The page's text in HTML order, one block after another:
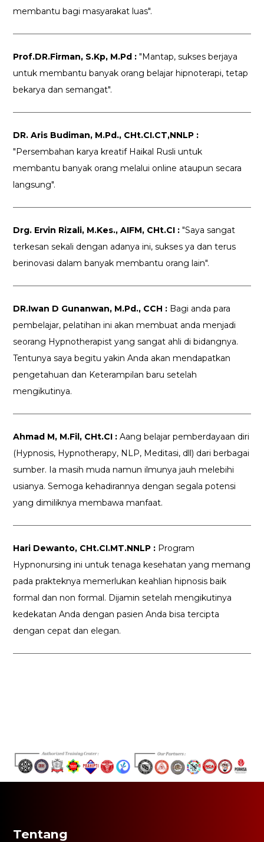
membantu bagi masyarakat luas".
Prof.DR.Firman, S.Kp, M.Pd : "Mantap, sukses berjaya
untuk membantu banyak orang belajar hipnoterapi, tetap
bekarya dan semangat".
DR. Aris Budiman, M.Pd., CHt.CI.CT,NNLP :
"Persembahan karya kreatif Haikal Rusli untuk
membantu banyak orang melalui online ataupun secara
langsung".
Drg. Ervin Rizali, M.Kes., AIFM, CHt.CI : "Saya sangat
terkesan sekali dengan adanya ini, sukses ya dan terus
berinovasi dalam banyak membantu orang lain".
DR.Iwan D Gunanwan, M.Pd., CCH : Bagi anda para
pembelajar, pelatihan ini akan membuat anda menjadi
seorang Hypnotherapist yang sangat ahli di bidangnya.
Tentunya saya begitu yakin Anda akan mendapatkan
pengetahuan dan Keterampilan baru setelah
mengikutinya.
Ahmad M, M.Fil, CHt.CI : Aang belajar pemberdayaan diri
(Hypnosis, Hypnotherapy, NLP, Meditasi, dll) dari berbagai
sumber. Ia masih muda namun ilmunya jauh melebihi
usianya. Semoga kehadirannya dengan segala potensi
yang dimiliknya membawa manfaat.
Hari Dewanto, CHt.CI.MT.NNLP : Program
Hypnonursing ini untuk tenaga kesehatan yang memang
pada prakteknya memerlukan keahlian hipnosis baik
formal dan non formal. Dijamin setelah mengikutinya
kedekatan Anda dengan pasien Anda bisa tercipta
dengan cepat dan elegan.
Tentang